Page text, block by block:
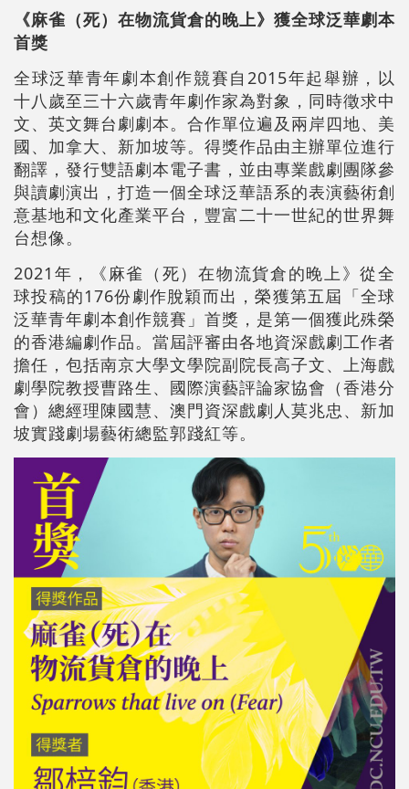
《麻雀（死）在物流貨倉的晚上》獲全球泛華劇本
首獎
全球泛華青年劇本創作競賽自2015年起舉辦，以
十八歲至三十六歲青年劇作家為對象，同時徵求中
文、英文舞台劇劇本。合作單位遍及兩岸四地、美
國、加拿大、新加坡等。得獎作品由主辦單位進行
翻譯，發行雙語劇本電子書，並由專業戲劇團隊參
與讀劇演出，打造一個全球泛華語系的表演藝術創
意基地和文化產業平台，豐富二十一世紀的世界舞
台想像。
2021年，《麻雀（死）在物流貨倉的晚上》從全
球投稿的176份劇作脫穎而出，榮獲第五屆「全球
泛華青年劇本創作競賽」首獎，是第一個獲此殊榮
的香港編劇作品。當屆評審由各地資深戲劇工作者
擔任，包括南京大學文學院副院長高子文、上海戲
劇學院教授曹路生、國際演藝評論家協會（香港分
會）總經理陳國慧、澳門資深戲劇人莫兆忠、新加
坡實踐劇場藝術總監郭踐紅等。